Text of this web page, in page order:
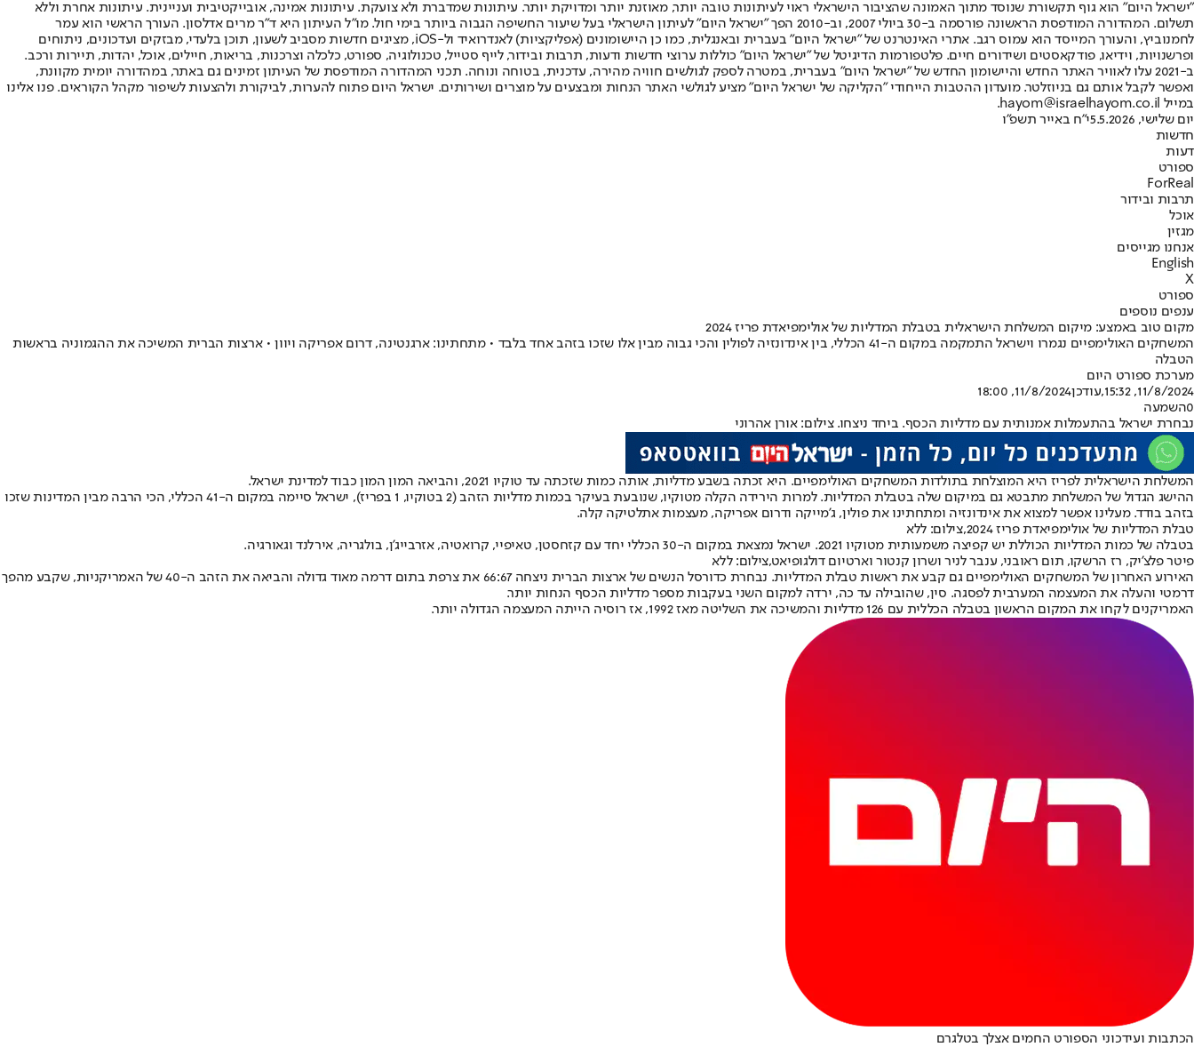
"ישראל היום" הוא גוף תקשורת שנוסד מתוך האמונה שהציבור הישראלי ראוי לעיתונות טובה יותר, מאוזנת יותר ומדויקת יותר. עיתונות שמדברת ולא צועקת. עיתונות אמינה, אובייקטיבית ועניינית. עיתונות אחרת וללא
תשלום. המהדורה המודפסת הראשונה פורסמה ב-30 ביולי 2007, וב-2010 הפך "ישראל היום" לעיתון הישראלי בעל שיעור החשיפה הגבוה ביותר בימי חול. מו"ל העיתון היא ד"ר מרים אדלסון. העורך הראשי הוא עמר
לחמנוביץ, והעורך המייסד הוא עמוס רגב. אתרי האינטרנט של "ישראל היום" בעברית ובאנגלית, כמו כן היישומונים (אפליקציות) לאנדרואיד ול-iOS, מציגים חדשות מסביב לשעון, תוכן בלעדי, מבזקים ועדכונים, ניתוחים
ופרשנויות, וידיאו, פודקאסטים ושידורים חיים. פלטפורמות הדיגיטל של "ישראל היום" כוללות ערוצי חדשות ודעות, תרבות ובידור, לייף סטייל, טכנולוגיה, ספורט, כלכלה וצרכנות, בריאות, חיילים, אוכל, יהדות, תיירות ורכב.
ב-2021 עלו לאוויר האתר החדש והיישומון החדש של "ישראל היום" בעברית, במטרה לספק לגולשים חוויה מהירה, עדכנית, בטוחה ונוחה. תכני המהדורה המודפסת של העיתון זמינים גם באתר, במהדורה יומית מקוונת,
ואפשר לקבל אותם גם בניוזלטר. מועדון ההטבות הייחודי "הקליקה של ישראל היום" מציע לגולשי האתר הנחות ומבצעים על מוצרים ושירותים. ישראל היום פתוח להערות, לביקורת ולהצעות לשיפור מקהל הקוראים. פנו אלינו
במייל hayom@israelhayom.co.il.
יום שלישי, 5.5.2026
י"ח באייר תשפ"ו
חדשות
דעות
ספורט
ForReal
תרבות ובידור
אוכל
מגזין
אנחנו מגייסים
English
X
ספורט
ענפים נוספים
מקום טוב באמצע: מיקום המשלחת הישראלית בטבלת המדליות של אולימפיאדת פריז 2024
המשחקים האולימפיים נגמרו וישראל התמקמה במקום ה-41 הכללי, בין אינדונזיה לפולין והכי גבוה מבין אלו שזכו בזהב אחד בלבד • מתחתינו: ארגנטינה, דרום אפריקה ויוון • ארצות הברית המשיכה את ההגמוניה בראשות
הטבלה
מערכת ספורט היום
11/8/2024, 15:32
,עודכן11/8/2024, 18:00
0השמעה
נבחרת ישראל בהתעמלות אמנותית עם מדליות הכסף. ביחד ניצחו. צילום: אורן אהרוני
המשלחת הישראלית לפריז היא המוצלחת בתולדות המשחקים האולימפיים. היא זכתה בשבע מדליות, אותה כמות שזכתה עד טוקיו 2021, והביאה המון המון כבוד למדינת ישראל.
ההישג הגדול של המשלחת מתבטא גם במיקום שלה בטבלת המדליות. למרות הירידה הקלה מטוקיו, שנובעת בעיקר בכמות מדליות הזהב (2 בטוקיו, 1 בפריז), ישראל סיימה במקום ה-41 הכללי, הכי הרבה מבין המדינות שזכו
בזהב בודד. מעלינו אפשר למצוא את אינדונזיה ומתחתינו את פולין, ג'מייקה ודרום אפריקה, מעצמות אתלטיקה קלה.
טבלת המדליות של אולימפיאדת פריז 2024,צילום: ללא
בטבלה של כמות המדליות הכוללת יש קפיצה משמעותית מטוקיו 2021. ישראל נמצאת במקום ה-30 הכללי יחד עם קזחסטן, טאיפיי, קרואטיה, אזרבייג'ן, בולגריה, אירלנד וגאורגיה.
פיטר פלצ'יק, רז הרשקו, תום ראובני, ענבר לניר ושרון קנטור וארטיום דולגופיאט,צילום: ללא
האירוע האחרון של המשחקים האולימפיים גם קבע את ראשות טבלת המדליות. נבחרת כדורסל הנשים של ארצות הברית ניצחה 66:67 את צרפת בתום דרמה מאוד גדולה והביאה את הזהב ה-40 של האמריקניות, שקבע מהפך
דרמטי והעלה את המעצמה המערבית לפסגה. סין, שהובילה עד כה, ירדה למקום השני בעקבות מספר מדליות הכסף הנחות יותר.
האמריקנים לקחו את המקום הראשון בטבלה הכללית עם 126 מדליות והמשיכה את השליטה מאז 1992, אז רוסיה הייתה המעצמה הגדולה יותר.
הכתבות ועידכוני הספורט החמים אצלך בטלגרם